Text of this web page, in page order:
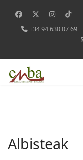
+34 94 630 07 69
Albisteak